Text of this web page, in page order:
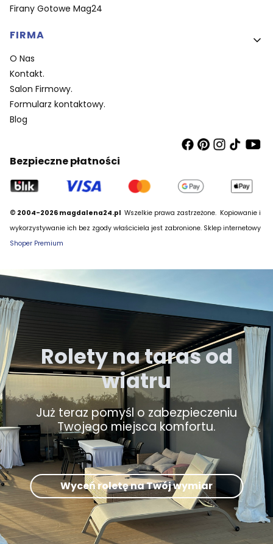
Firany Gotowe Mag24
FIRMA
O Nas
Kontakt.
Salon Firmowy.
Formularz kontaktowy.
Blog
Bezpieczne płatności
© 2004-2026 magdalena24.pl Wszelkie prawa zastrzeżone. Kopiowanie i
wykorzystywanie ich bez zgody właściciela jest zabronione. Sklep internetowy
Shoper Premium
Rolety na taras od
wiatru
Już teraz pomyśl o zabezpieczeniu
Twojego miejsca komfortu.
Wyceń roletę na Twój wymiar